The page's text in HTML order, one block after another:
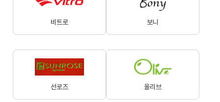
비트로 보니
선로즈 올리브